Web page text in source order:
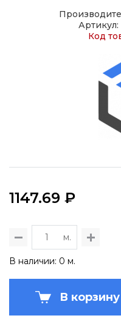
Артикул:
Код
1147.69 ₽
м.
В наличии: 0 м.
В корзину